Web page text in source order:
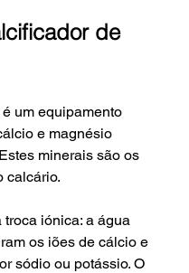
de
um equipamento
e magnésio
minerais são os
calcário.
iónica: a água
os iões de cálcio e
sódio ou potássio. O